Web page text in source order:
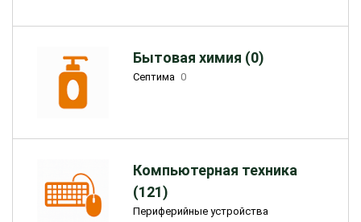
Бытовая химия (0)
Септима 0
Компьютерная техника
(121)
Периферийные устройства